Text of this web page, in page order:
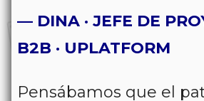
— DINA · JEFE DE
B2B · UPLATFORM
Pensábamos que el